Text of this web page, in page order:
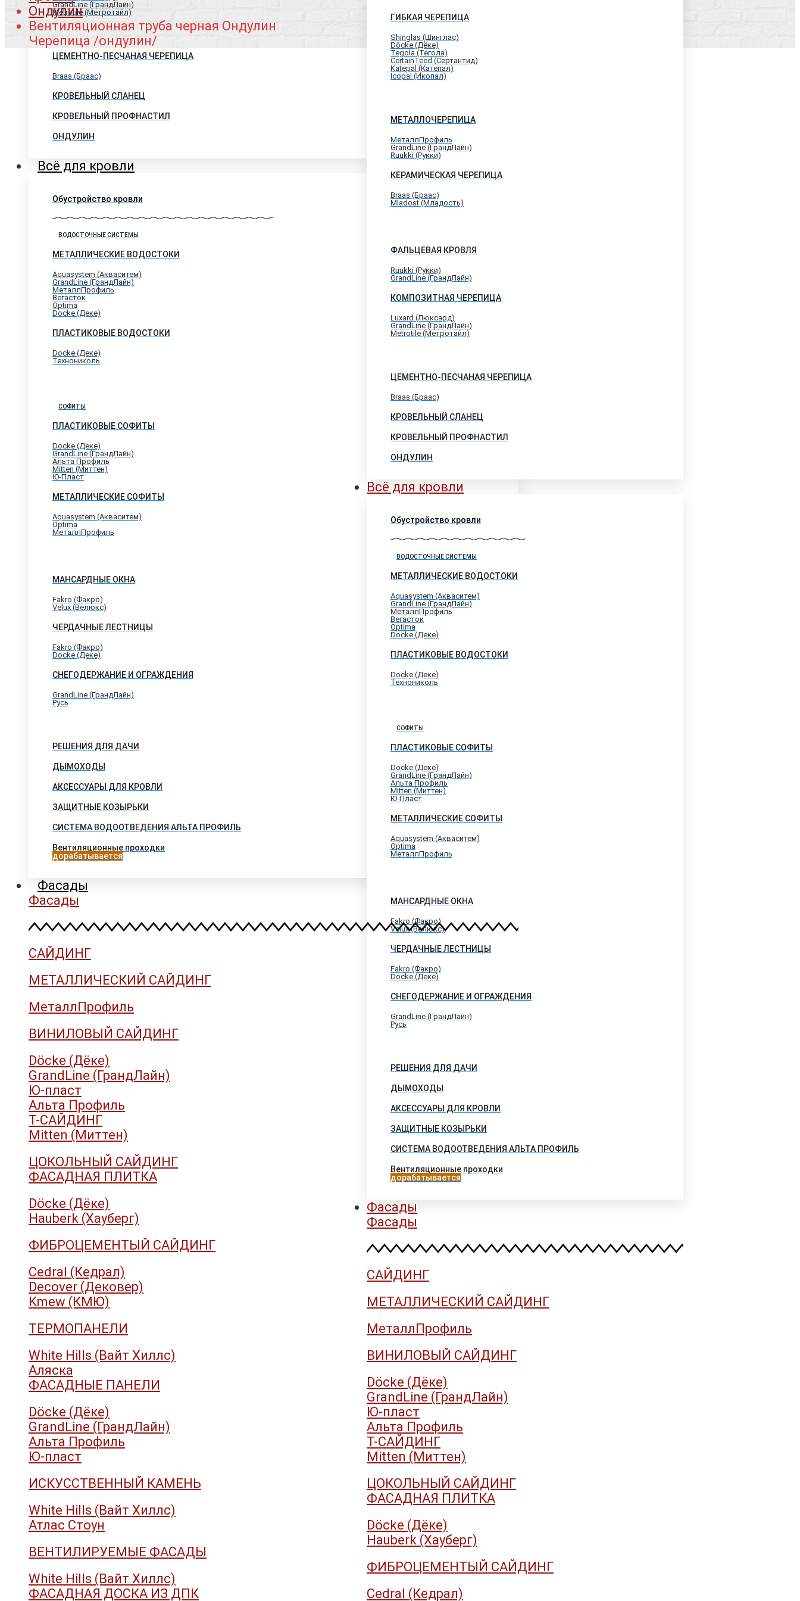
GrandLine (ГрандЛайн)
Metrotile (Метротайл)
ЦЕМЕНТНО-ПЕСЧАНАЯ ЧЕРЕПИЦА
Braas (Браас)
КРОВЕЛЬНЫЙ СЛАНЕЦ
КРОВЕЛЬНЫЙ ПРОФНАСТИЛ
ОНДУЛИН
Всё для кровли
Обустройство кровли
ВОДОСТОЧНЫЕ СИСТЕМЫ
МЕТАЛЛИЧЕСКИЕ ВОДОСТОКИ
Aquasystem (Акваситем)
GrandLine (ГрандЛайн)
МеталлПрофиль
Вегасток
Optima
Docke (Деке)
ПЛАСТИКОВЫЕ ВОДОСТОКИ
Docke (Деке)
Технониколь
СОФИТЫ
ПЛАСТИКОВЫЕ СОФИТЫ
Docke (Деке)
GrandLine (ГрандЛайн)
Альта Профиль
Mitten (Миттен)
Ю-Пласт
МЕТАЛЛИЧЕСКИЕ СОФИТЫ
Aquasystem (Акваситем)
Optima
МеталлПрофиль
МАНСАРДНЫЕ ОКНА
Fakro (Факро)
Velux (Велюкс)
ЧЕРДАЧНЫЕ ЛЕСТНИЦЫ
Fakro (Факро)
Docke (Деке)
СНЕГОДЕРЖАНИЕ И ОГРАЖДЕНИЯ
GrandLine (ГрандЛайн)
Русь
РЕШЕНИЯ ДЛЯ ДАЧИ
ДЫМОХОДЫ
АКСЕССУАРЫ ДЛЯ КРОВЛИ
ЗАЩИТНЫЕ КОЗЫРЬКИ
СИСТЕМА ВОДООТВЕДЕНИЯ АЛЬТА ПРОФИЛЬ
Вентиляционные проходки
дорабатывается
Фасады
Фасады
САЙДИНГ
МЕТАЛЛИЧЕСКИЙ САЙДИНГ
МеталлПрофиль
ВИНИЛОВЫЙ САЙДИНГ
Döcke (Дёке)
GrandLine (ГрандЛайн)
Ю-пласт
Альта Профиль
Т-САЙДИНГ
Mitten (Миттен)
ЦОКОЛЬНЫЙ САЙДИНГ
ФАСАДНАЯ ПЛИТКА
Döcke (Дёке)
Hauberk (Хауберг)
ФИБРОЦЕМЕНТЫЙ САЙДИНГ
Cedral (Кедрал)
Decover (Дековер)
Kmew (КМЮ)
ТЕРМОПАНЕЛИ
White Hills (Вайт Хиллс)
Аляска
ФАСАДНЫЕ ПАНЕЛИ
Döcke (Дёке)
GrandLine (ГрандЛайн)
Альта Профиль
Ю-пласт
ИСКУССТВЕННЫЙ КАМЕНЬ
White Hills (Вайт Хиллс)
Атлас Стоун
ВЕНТИЛИРУЕМЫЕ ФАСАДЫ
White Hills (Вайт Хиллс)
ФАСАДНАЯ ДОСКА ИЗ ДПК
ГИБКАЯ ЧЕРЕПИЦА
Shinglas (Шинглас)
Döcke (Дёке)
Tegola (Тегола)
CertainTeed (Сертантид)
Katepal (Катепал)
Icopal (Икопал)
МЕТАЛЛОЧЕРЕПИЦА
МеталлПрофиль
GrandLine (ГрандЛайн)
Ruukki (Рукки)
КЕРАМИЧЕСКАЯ ЧЕРЕПИЦА
Braas (Браас)
Mladost (Младость)
ФАЛЬЦЕВАЯ КРОВЛЯ
Ruukki (Рукки)
GrandLine (ГрандЛайн)
КОМПОЗИТНАЯ ЧЕРЕПИЦА
Luxard (Люксард)
GrandLine (ГрандЛайн)
Metrotile (Метротайл)
ЦЕМЕНТНО-ПЕСЧАНАЯ ЧЕРЕПИЦА
Braas (Браас)
КРОВЕЛЬНЫЙ СЛАНЕЦ
КРОВЕЛЬНЫЙ ПРОФНАСТИЛ
ОНДУЛИН
Всё для кровли
Обустройство кровли
ВОДОСТОЧНЫЕ СИСТЕМЫ
МЕТАЛЛИЧЕСКИЕ ВОДОСТОКИ
Aquasystem (Акваситем)
GrandLine (ГрандЛайн)
МеталлПрофиль
Вегасток
Optima
Docke (Деке)
ПЛАСТИКОВЫЕ ВОДОСТОКИ
Docke (Деке)
Технониколь
СОФИТЫ
ПЛАСТИКОВЫЕ СОФИТЫ
Docke (Деке)
GrandLine (ГрандЛайн)
Альта Профиль
Mitten (Миттен)
Ю-Пласт
МЕТАЛЛИЧЕСКИЕ СОФИТЫ
Aquasystem (Акваситем)
Optima
МеталлПрофиль
МАНСАРДНЫЕ ОКНА
Fakro (Факро)
Velux (Велюкс)
ЧЕРДАЧНЫЕ ЛЕСТНИЦЫ
Fakro (Факро)
Docke (Деке)
СНЕГОДЕРЖАНИЕ И ОГРАЖДЕНИЯ
GrandLine (ГрандЛайн)
Русь
РЕШЕНИЯ ДЛЯ ДАЧИ
ДЫМОХОДЫ
АКСЕССУАРЫ ДЛЯ КРОВЛИ
ЗАЩИТНЫЕ КОЗЫРЬКИ
СИСТЕМА ВОДООТВЕДЕНИЯ АЛЬТА ПРОФИЛЬ
Вентиляционные проходки
дорабатывается
Фасады
Фасады
САЙДИНГ
МЕТАЛЛИЧЕСКИЙ САЙДИНГ
МеталлПрофиль
ВИНИЛОВЫЙ САЙДИНГ
Döcke (Дёке)
GrandLine (ГрандЛайн)
Ю-пласт
Альта Профиль
Т-САЙДИНГ
Mitten (Миттен)
ЦОКОЛЬНЫЙ САЙДИНГ
ФАСАДНАЯ ПЛИТКА
Döcke (Дёке)
Hauberk (Хауберг)
ФИБРОЦЕМЕНТЫЙ САЙДИНГ
Cedral (Кедрал)
Ондулин
Вентиляционная труба черная Ондулин
Черепица /ондулин/